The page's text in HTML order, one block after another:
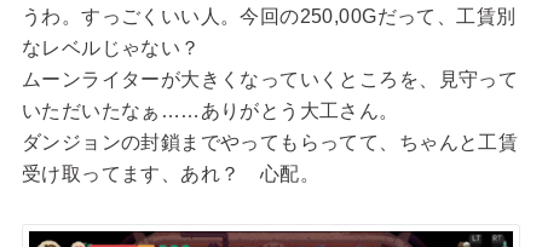
うわ。すっごくいい人。今回の250,00Gだって、工賃別
なレベルじゃない？
ムーンライターが大きくなっていくところを、見守って
いただいたなぁ……ありがとう大工さん。
ダンジョンの封鎖までやってもらってて、ちゃんと工賃
受け取ってます、あれ？ 心配。